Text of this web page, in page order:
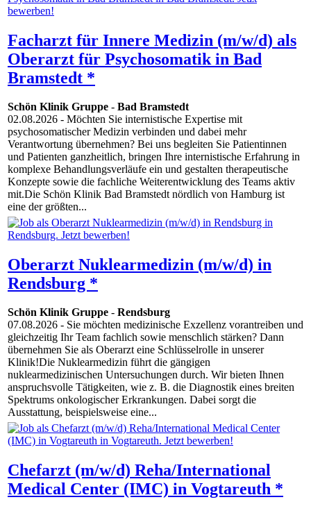
Facharzt für Innere Medizin (m/w/d) als
Oberarzt für Psychosomatik in Bad
Bramstedt *
Schön Klinik Gruppe - Bad Bramstedt
02.08.2026 - Möchten Sie internistische Expertise mit
psychosomatischer Medizin verbinden und dabei mehr
Verantwortung übernehmen? Bei uns begleiten Sie Patientinnen
und Patienten ganzheitlich, bringen Ihre internistische Erfahrung in
komplexe Behandlungsverläufe ein und gestalten therapeutische
Konzepte sowie die fachliche Weiterentwicklung des Teams aktiv
mit.Die Schön Klinik Bad Bramstedt nördlich von Hamburg ist
eine der größten...
Oberarzt Nuklearmedizin (m/w/d) in
Rendsburg *
Schön Klinik Gruppe - Rendsburg
07.08.2026 - Sie möchten medizinische Exzellenz vorantreiben und
gleichzeitig Ihr Team fachlich sowie menschlich stärken? Dann
übernehmen Sie als Oberarzt eine Schlüsselrolle in unserer
Klinik!Die Nuklearmedizin führt die gängigen
nuklearmedizinischen Untersuchungen durch. Wir bieten Ihnen
anspruchsvolle Tätigkeiten, wie z. B. die Diagnostik eines breiten
Spektrums onkologischer Erkrankungen. Dabei sorgt die
Ausstattung, beispielsweise eine...
Chefarzt (m/w/d) Reha/International
Medical Center (IMC) in Vogtareuth *